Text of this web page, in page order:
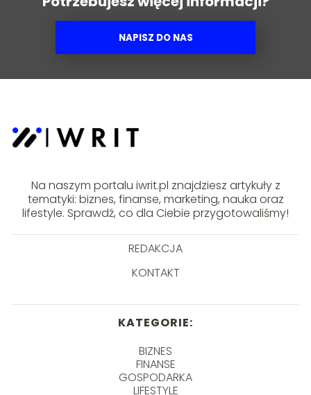
NAPISZ DO NAS
Na naszym portalu iwrit.pl znajdziesz artykuły z
tematyki: biznes, finanse, marketing, nauka oraz
lifestyle. Sprawdź, co dla Ciebie przygotowaliśmy!
REDAKCJA
KONTAKT
KATEGORIE:
BIZNES
FINANSE
GOSPODARKA
LIFESTYLE